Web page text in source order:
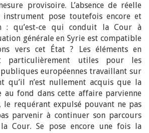
provisoire. L’absence de réelle
pose toutefois encore et
: qu’est-ce qui conduit la Cour à
générale en Syrie est compatible
vers cet État ? Les éléments en
particulièrement utiles pour les
européennes travaillant sur
qu’il n’est nullement acquis que la
fond dans cette affaire parvienne
le requérant expulsé pouvant ne pas
parvenir à continuer son parcours
Cour. Se pose encore une fois la